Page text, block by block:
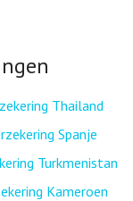
Thailand
Spanje
Turkmenistan
Kameroen